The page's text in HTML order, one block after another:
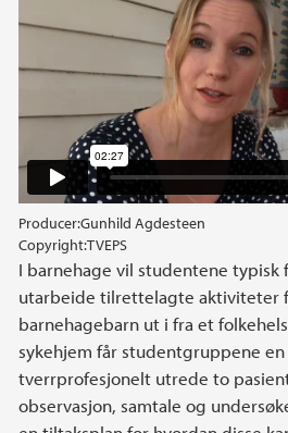
Producer:Gunhild Agdesteen
Copyright:TVEPS
I barnehage vil studentene typisk
utarbeide tilrettelagte aktiviteter
barnehagebarn ut i fra et
sykehjem får studentgruppene
tverrprofesjonelt utrede to
observasjon, samtale og